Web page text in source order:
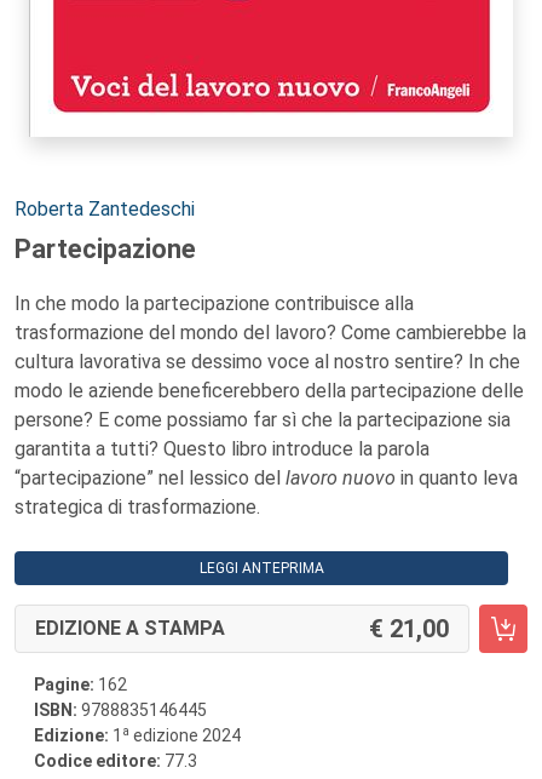
Autori:
Roberta Zantedeschi
Partecipazione
In che modo la partecipazione contribuisce alla
trasformazione del mondo del lavoro? Come cambierebbe la
cultura lavorativa se dessimo voce al nostro sentire? In che
modo le aziende beneficerebbero della partecipazione delle
persone? E come possiamo far sì che la partecipazione sia
garantita a tutti? Questo libro introduce la parola
“partecipazione” nel lessico del lavoro nuovo in quanto leva
strategica di trasformazione.
LEGGI ANTEPRIMA
EDIZIONE A STAMPA 21,00
Pagine: 162
ISBN: 9788835146445
Edizione: 1 a edizione 2024
Codice editore: 77.3